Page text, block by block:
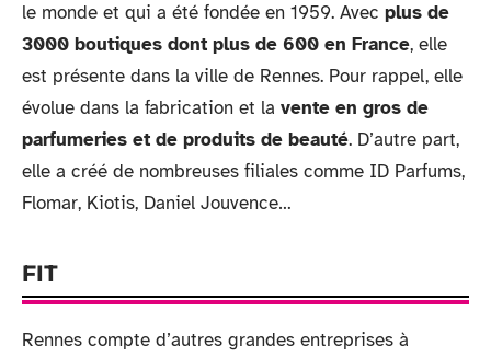
le monde et qui a été fondée en 1959. Avec plus de
3000 boutiques dont plus de 600 en France, elle
est présente dans la ville de Rennes. Pour rappel, elle
évolue dans la fabrication et la vente en gros de
parfumeries et de produits de beauté. D’autre part,
elle a créé de nombreuses filiales comme ID Parfums,
Flomar, Kiotis, Daniel Jouvence…
FIT
Rennes compte d’autres grandes entreprises à